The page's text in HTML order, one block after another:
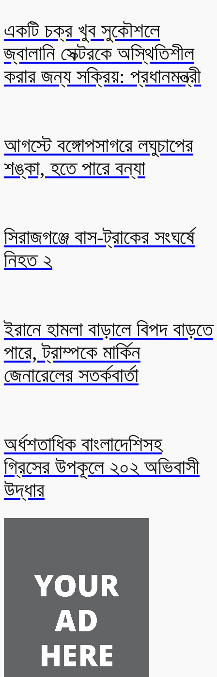
একটি চক্র খুব সুকৌশলে
জ্বালানি সেক্টরকে অস্থিতিশীল
করার জন্য সক্রিয়: প্রধানমন্ত্রী
আগস্টে বঙ্গোপসাগরে লঘুচাপের
শঙ্কা, হতে পারে বন্যা
সিরাজগঞ্জে বাস-ট্রাকের সংঘর্ষে
নিহত ২
ইরানে হামলা বাড়ালে বিপদ বাড়তে
পারে, ট্রাম্পকে মার্কিন
জেনারেলের সতর্কবার্তা
অর্ধশতাধিক বাংলাদেশিসহ
গ্রিসের উপকূলে ২০২ অভিবাসী
উদ্ধার